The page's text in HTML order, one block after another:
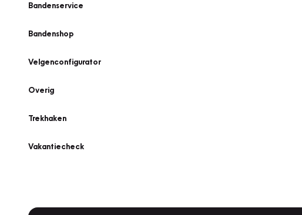
Bandenservice
Bandenshop
Velgenconfigurator
Overig
Trekhaken
Vakantiecheck